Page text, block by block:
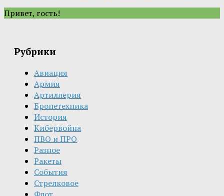
Привет, гость!
Рубрики
Авиация
Армия
Артиллерия
Бронетехника
История
Кибервойна
ПВО и ПРО
Разное
Ракеты
События
Стрелковое